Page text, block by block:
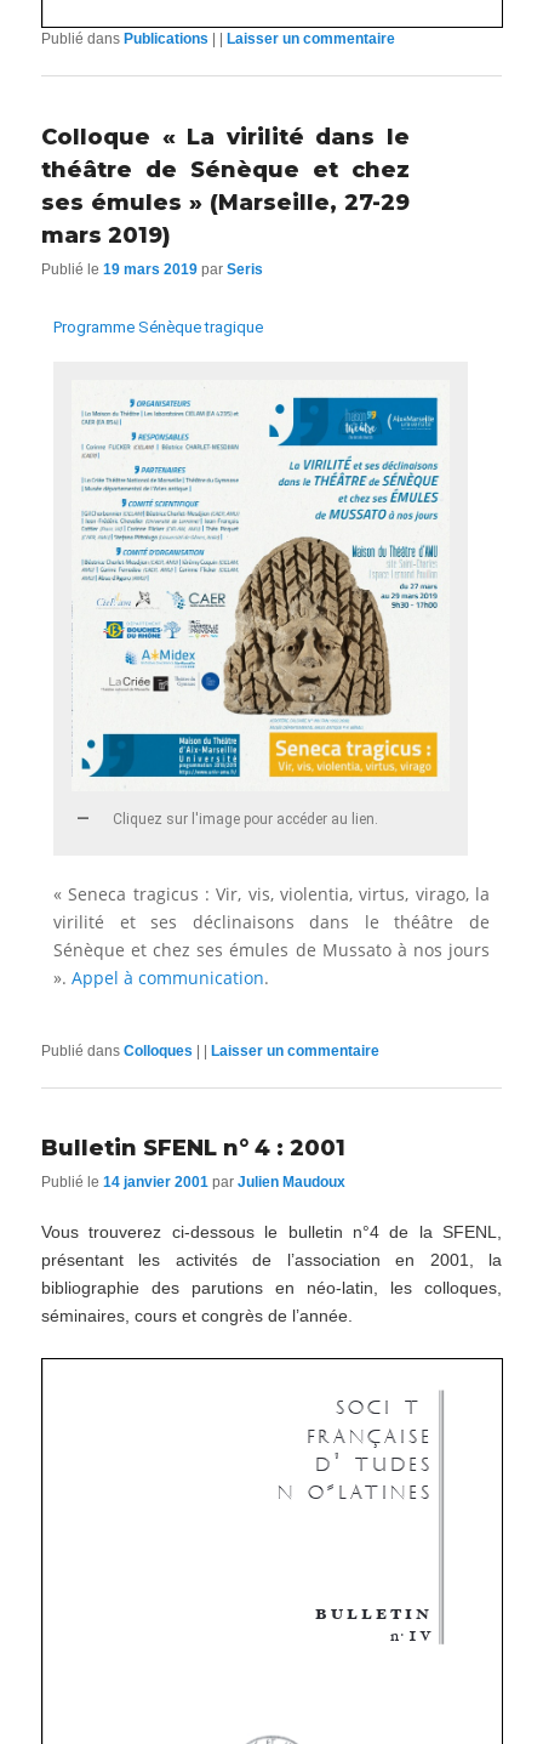
Publié dans Publications Laisser un commentaire
Colloque « La virilité dans le
théâtre de Sénèque et chez
ses émules » (Marseille, 27-29
mars 2019)
Publié le19 mars 2019 parSeris
Programme Sénèque tragique
Cliquez sur l'image pour accéder au lien.
« Seneca tragicus : Vir, vis, violentia, virtus, virago, la
virilité et ses déclinaisons dans le théâtre de
Sénèque et chez ses émules de Mussato à nos jours
».Appel à communication.
Publié dans Colloques | |Laisser un commentaire
Bulletin SFENL n° 4 : 2001
Publié le14 janvier 2001 parJulien Maudoux
Vous trouverez ci-dessous le bulletin n°4 de la SFENL,
présentant les activités de l’association en 2001, la
bibliographie des parutions en néo-latin, les colloques,
séminaires, cours et congrès de l’année.